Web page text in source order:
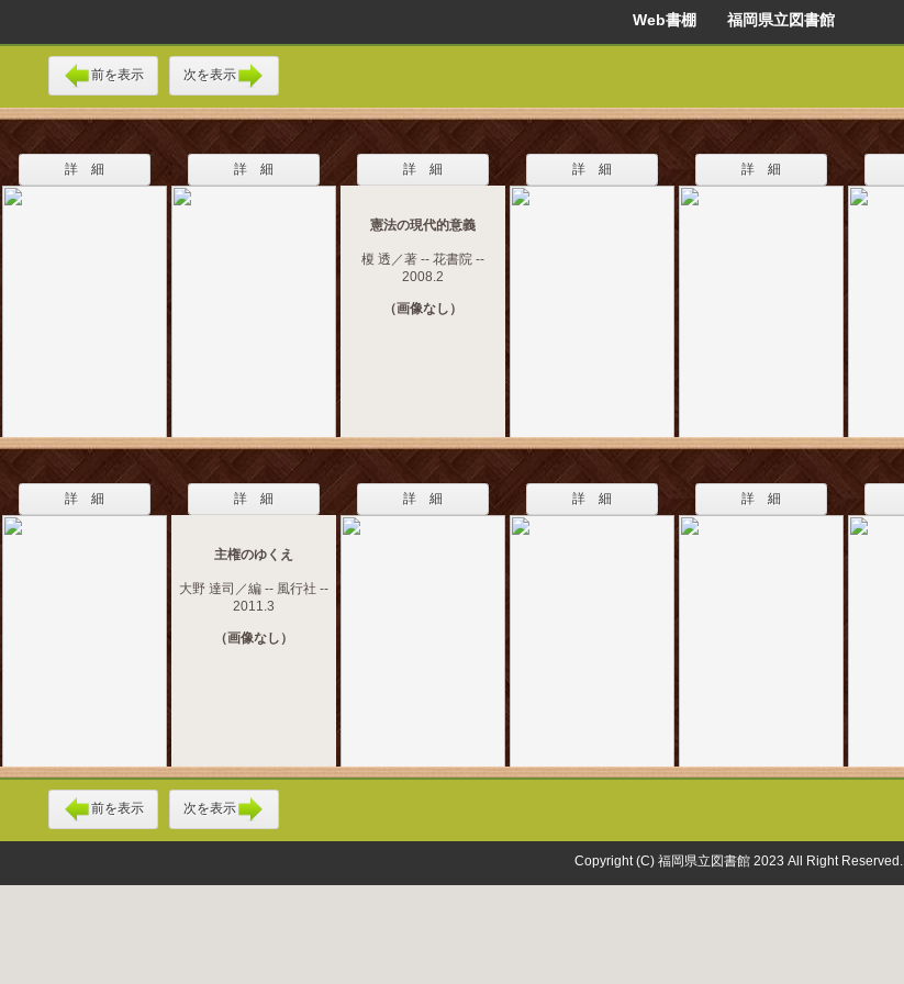
Web書棚 福岡県立図書館
前を表示 次を表示
詳 細 詳 細 詳 細
憲法の現代的意義
榎 透／著 -- 花書院 --
2008.2
（画像なし）
詳 細 詳 細
詳 細 詳 細
主権のゆくえ
大野 達司／編 -- 風行社 --
2011.3
（画像なし）
詳 細 詳 細 詳 細
前を表示 次を表示
Copyright (C) 福岡県立図書館 2023 All Right Reserved.